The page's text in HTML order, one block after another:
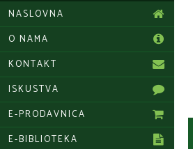
NASLOVNA
O NAMA
KONTAKT
ISKUSTVA
E-PRODAVNICA
E-BIBLIOTEKA